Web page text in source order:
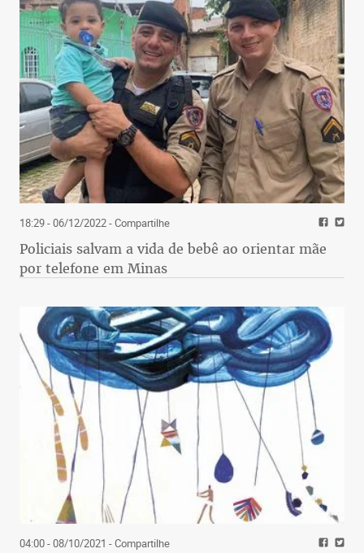
18:29 - 06/12/2022- Compartilhe
Policiais salvam a vida de bebê ao orientar mãe
por telefone em Minas
04:00 - 08/10/2021 - Compartilhe